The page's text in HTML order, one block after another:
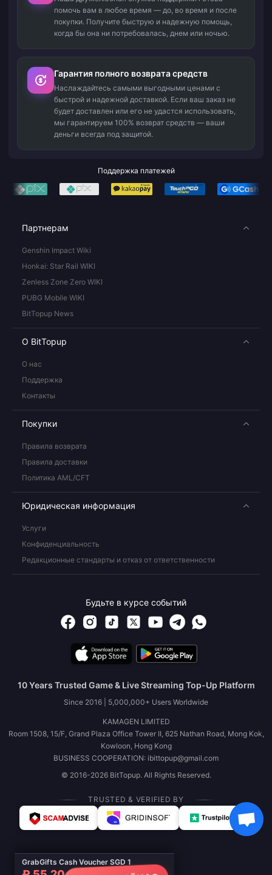
GrabGifts Cash Voucher SGD 1
помочь вам в любое время — до, во время и после
покупки. Получите быструю и надежную помощь,
когда бы она ни потребовалась, днем или ночью.
Гарантия полного возврата средств
Наслаждайтесь самыми выгодными ценами с
быстрой и надежной доставкой. Если ваш заказ не
будет доставлен или его не удастся использовать,
мы гарантируем 100% возврат средств — ваши
деньги всегда под защитой.
Поддержка платежей
Партнерам
Genshin Impact Wiki
Honkai: Star Rail WIKI
Zenless Zone Zero WIKI
PUBG Mobile WIKI
BitTopup News
О BitTopup
О нас
Поддержка
Контакты
Покупки
Правила возврата
Правила доставки
Политика AML/CFT
Юридическая информация
Услуги
Конфиденциальность
Редакционные стандарты и отказ от ответственности
Будьте в курсе событий
10 Years Trusted Game & Live Streaming Top-Up Platform
Since 2016 | 5,000,000+ Users Worldwide
KAMAGEN LIMITED
Room 1508, 15/F, Grand Plaza Office Tower II, 625 Nathan Road, Mong Kok,
Kowloon, Hong Kong
BUSINESS COOPERATION: ibittopup@gmail.com
© 2016-2026 BitTopup. All Rights Reserved.
TRUSTED & VERIFIED BY